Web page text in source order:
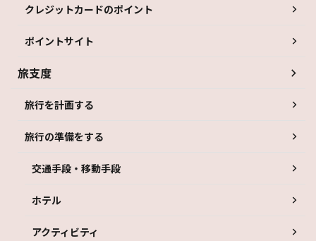
クレジットカードのポイント
ポイントサイト
旅支度
旅行を計画する
旅行の準備をする
交通手段・移動手段
ホテル
アクティビティ